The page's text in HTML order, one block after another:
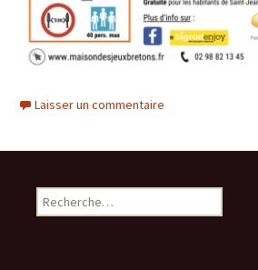
Laisser un commentaire
R
e